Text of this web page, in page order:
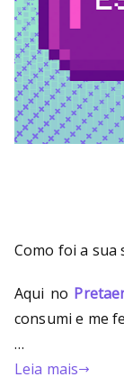
Como foi a sua
Aqui no
consumi e me
…
Leia mais